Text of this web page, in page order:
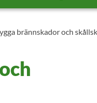
brännskador och